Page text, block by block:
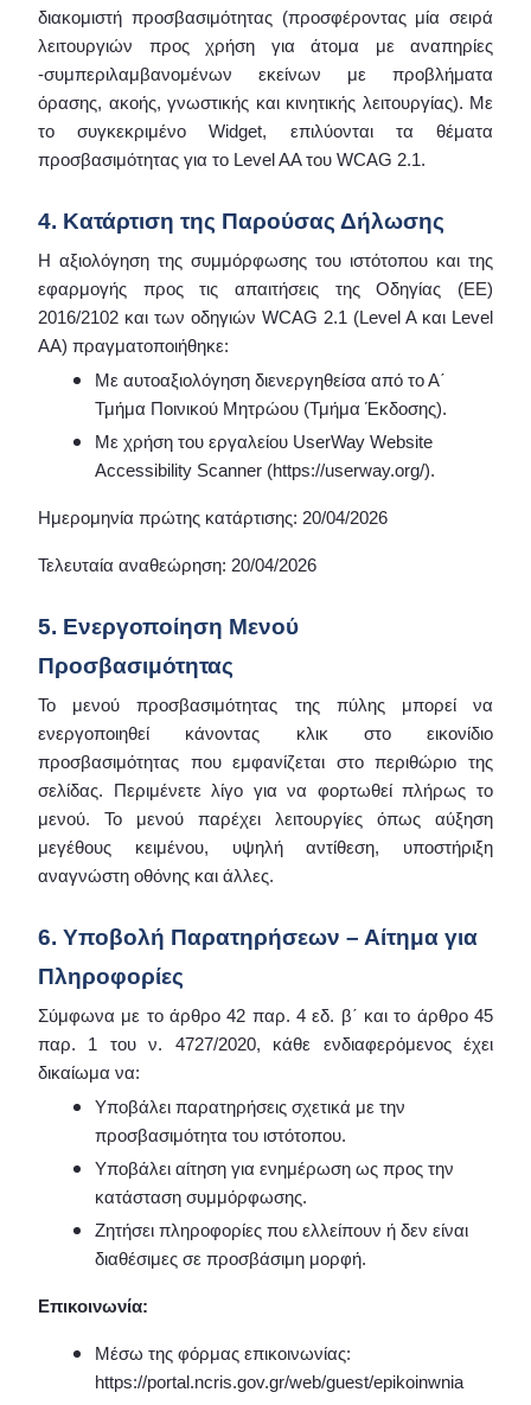
διακομιστή προσβασιμότητας (προσφέροντας μία σειρά
λειτουργιών προς χρήση για άτομα με αναπηρίες
-συμπεριλαμβανομένων εκείνων με προβλήματα
όρασης, ακοής, γνωστικής και κινητικής λειτουργίας). Με
το συγκεκριμένο Widget, επιλύονται τα θέματα
προσβασιμότητας για το Level AA του WCAG 2.1.
4. Κατάρτιση της Παρούσας Δήλωσης
Η αξιολόγηση της συμμόρφωσης του ιστότοπου και της
εφαρμογής προς τις απαιτήσεις της Οδηγίας (ΕΕ)
2016/2102 και των οδηγιών WCAG 2.1 (Level A και Level
AA) πραγματοποιήθηκε:
Με αυτοαξιολόγηση διενεργηθείσα από το Α΄
Τμήμα Ποινικού Μητρώου (Τμήμα Έκδοσης).
Με χρήση του εργαλείου UserWay Website
Accessibility Scanner (https://userway.org/).
Ημερομηνία πρώτης κατάρτισης: 20/04/2026
Τελευταία αναθεώρηση: 20/04/2026
5. Ενεργοποίηση Μενού
Προσβασιμότητας
Το μενού προσβασιμότητας της πύλης μπορεί να
ενεργοποιηθεί κάνοντας κλικ στο εικονίδιο
προσβασιμότητας που εμφανίζεται στο περιθώριο της
σελίδας. Περιμένετε λίγο για να φορτωθεί πλήρως το
μενού. Το μενού παρέχει λειτουργίες όπως αύξηση
μεγέθους κειμένου, υψηλή αντίθεση, υποστήριξη
αναγνώστη οθόνης και άλλες.
6. Υποβολή Παρατηρήσεων – Αίτημα για
Πληροφορίες
Σύμφωνα με το άρθρο 42 παρ. 4 εδ. β΄ και το άρθρο 45
παρ. 1 του ν. 4727/2020, κάθε ενδιαφερόμενος έχει
δικαίωμα να:
Υποβάλει παρατηρήσεις σχετικά με την
προσβασιμότητα του ιστότοπου.
Υποβάλει αίτηση για ενημέρωση ως προς την
κατάσταση συμμόρφωσης.
Ζητήσει πληροφορίες που ελλείπουν ή δεν είναι
διαθέσιμες σε προσβάσιμη μορφή.
Επικοινωνία:
Μέσω της φόρμας επικοινωνίας:
https://portal.ncris.gov.gr/web/guest/epikoinwnia